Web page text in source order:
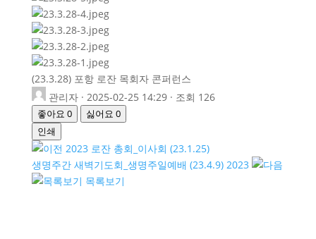
(23.3.28) 포항 로잔 목회자 콘퍼런스
관리자 · 2025-02-25 14:29 · 조회 126
좋아요 0 싫어요 0
인쇄
2023 로잔 총회_이사회 (23.1.25)
생명주간 새벽기도회_생명주일예배 (23.4.9) 2023
목록보기